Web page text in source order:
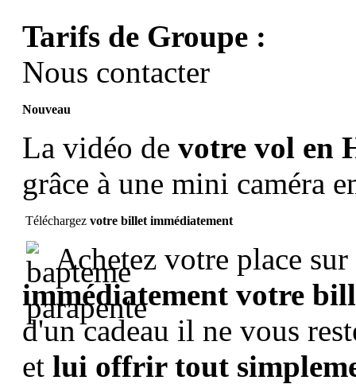
Tarifs de Groupe :
Nous contacter
Nouveau
La vidéo de votre vol en
grâce à une mini caméra
Téléchargez votre billet immédiatement
Achetez votre place
immédiatement votre
d'un cadeau il ne vous
et lui offrir tout